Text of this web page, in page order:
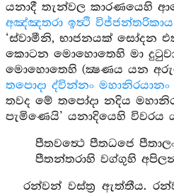
යනාදී තැන්වල කාරණයෙහි
අඤ්ඤතරා ඉත්‍ථි
‘ස්වාමීනි, භාජනයක් සෝදන
කොටන මොහොතෙහි මා
මොහොතෙහි (ක්‍ෂණය යන
තපොදා ද්වින්නං
තවද මේ තපෝදා නදිය
පැමිණෙයි’ යනාදියෙහි
පීතවත්‍ථෙ පීතධජෙ
පීතන්තරාහි වග්ගුහි
රන්වන් වස්ත්‍ර ඇත්තීය.